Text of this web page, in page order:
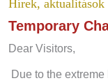
Hírek, aktualitások
Temporary
Dear Visitors,
Due to the